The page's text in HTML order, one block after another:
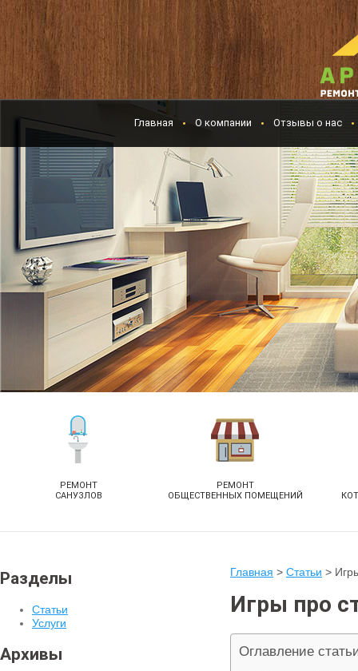
Главная О компании Отзывы о нас
РЕМОНТ
САНУЗЛОВ
РЕМОНТ
ОБЩЕСТВЕННЫХ ПОМЕЩЕНИЙ
Разделы
Статьи
Услуги
Архивы
Главная > Статьи >
Игры про
Оглавление